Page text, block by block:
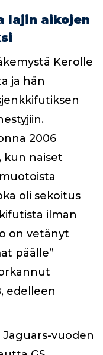
lajin aikojen
Kerolle
ja hän
2006
kun naiset
oli sekoitus
ilman
on vetänyt
päälle”
edelleen
vuoden